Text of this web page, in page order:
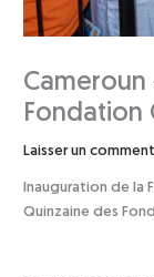
Fondation
Laisser un
Inauguration de la
Quinzaine des